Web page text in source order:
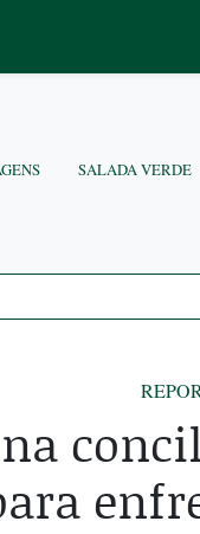
SALADA VERDE